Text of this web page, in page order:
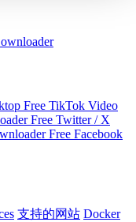
Free TikTok Video
Free Twitter / X
Free Facebook
支持的网站 Docker